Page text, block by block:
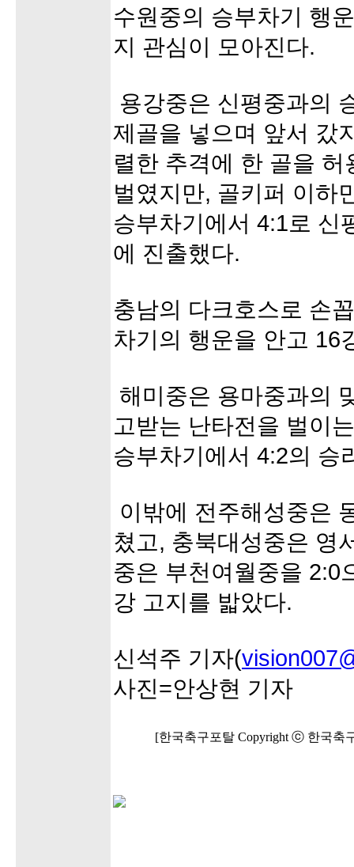
수원중의 승부차기 행
지 관심이 모아진다.
용강중은 신평중과의
제골을 넣으며 앞서 갔
렬한 추격에 한 골을
벌였지만, 골키퍼 이하
승부차기에서 4:1로 신
에 진출했다.
충남의 다크호스로 손
차기의 행운을 안고 16
해미중은 용마중과의
고받는 난타전을 벌이
승부차기에서 4:2의 승
이밖에 전주해성중은
쳤고, 충북대성중은 영
중은 부천여월중을 2:0
강 고지를 밟았다.
신석주 기자(
사진=안상현 기자
[한국축구포탈 Copyright ⓒ 한국축